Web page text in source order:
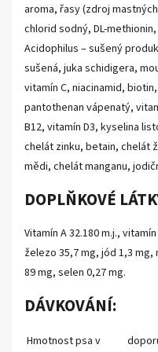
aroma, řasy (zdroj
chlorid sodný, DL-
Acidophilus – sušený
sušená, juka schidigera,
vitamín C, niacinamid,
pantothenan vápenatý,
B12, vitamín D3, kyselina
chelát zinku, betain, chelát
mědi, chelát manganu,
DOPLŇKOVÉ
Vitamín A 32.180 m.j.,
železo 35,7 mg, jód 1,3
89 mg, selen 0,27 mg.
DÁVKOVÁNÍ:
Hmotnost psa v